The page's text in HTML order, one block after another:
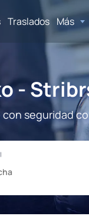
Traslados Más
-
seguridad